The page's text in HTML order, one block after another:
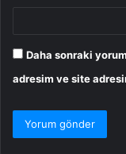
Daha sonraki
adresim ve site